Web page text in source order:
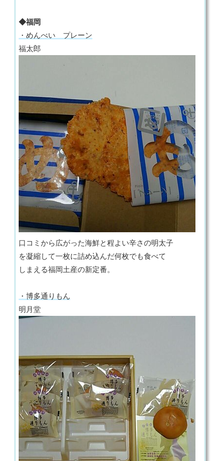
◆福岡
・めんべい プレーン
福太郎
口コミから広がった海鮮と程よい辛さの明太子
を凝縮して一枚に詰め込んだ何枚でも食べて
しまえる福岡土産の新定番。
・博多通りもん
明月堂